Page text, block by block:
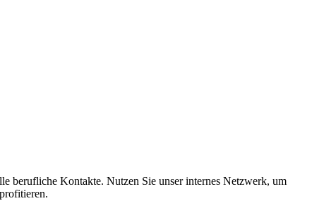
berufliche Kontakte. Nutzen Sie unser internes Netzwerk, um